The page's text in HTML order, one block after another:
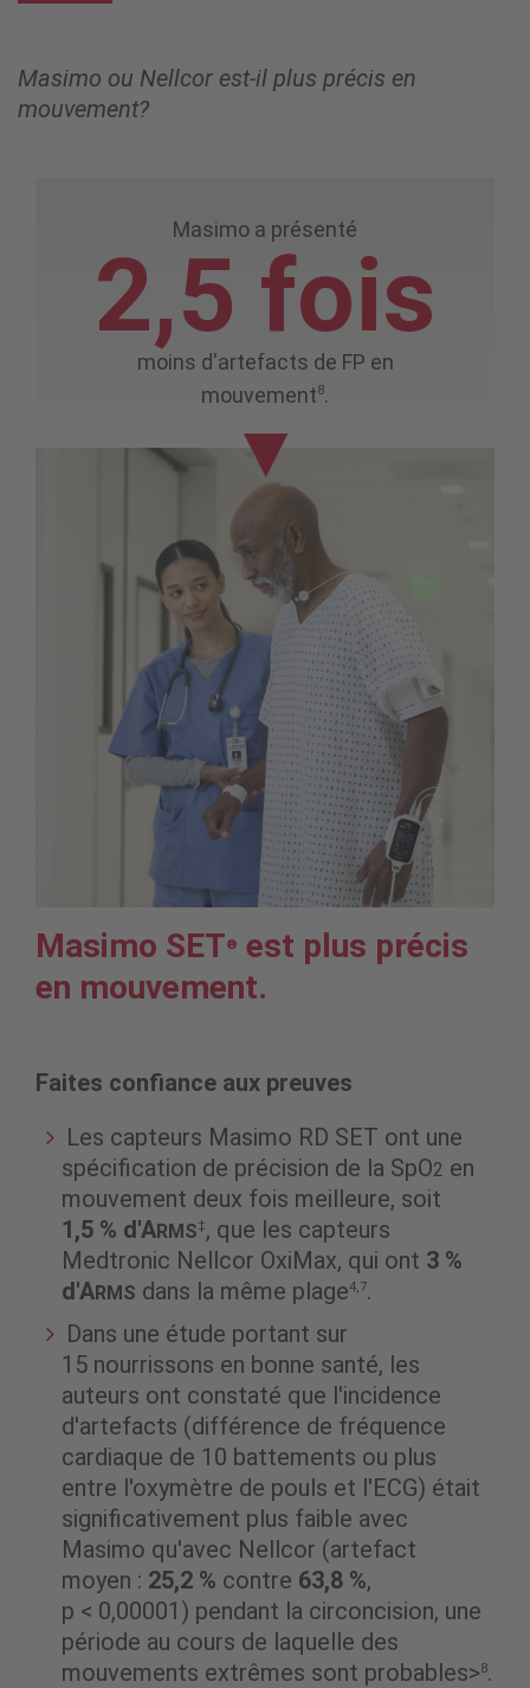
Masimo ou Nellcor est-il plus précis en
mouvement?
Masimo a présenté
2,5 fois
moins d'artefacts de FP en
mouvement8.
Masimo SET®
est plus précis
en mouvement.
Faites confiance aux preuves
Les capteurs Masimo RD SET ont une
spécification de précision de la SpO2 en
mouvement deux fois meilleure, soit
1,5 % d'ARMS‡, que les capteurs
Medtronic Nellcor OxiMax, qui ont 3 %
d'ARMS dans la même plage4,7.
Dans une étude portant sur
15 nourrissons en bonne santé, les
auteurs ont constaté que l'incidence
d'artefacts (différence de fréquence
cardiaque de 10 battements ou plus
entre l'oxymètre de pouls et l'ECG) était
significativement plus faible avec
Masimo qu'avec Nellcor (artefact
moyen : 25,2 % contre 63,8 %,
p < 0,00001) pendant la circoncision, une
période au cours de laquelle des
mouvements extrêmes sont probables>8.